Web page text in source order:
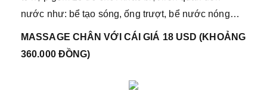
nước như: bể tạo sóng, ống trượt, bể nước nóng…
MASSAGE CHÂN VỚI CÁI GIÁ 18 USD (KHOẢNG
360.000 ĐỒNG)